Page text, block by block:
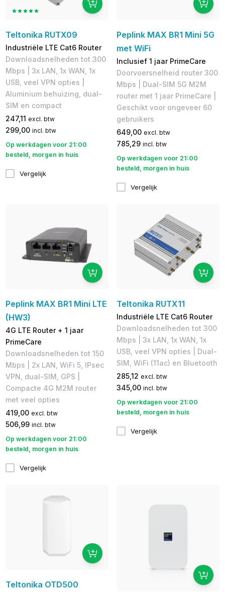
Teltonika RUTX09
Industriële LTE Cat6 Router
Downloadsnelheden tot 300
Mbps | 3x LAN, 1x WAN, 1x
USB, veel VPN opties |
Aluminium behuizing, dual-
SIM en compact
247,11 excl. btw
299,00 incl. btw
Op werkdagen voor 21:00
besteld, morgen in huis
Vergelijk
Peplink MAX BR1 Mini 5G
met WiFi
Inclusief 1 jaar PrimeCare
Doorvoersnelheid router 300
Mbps | Dual-SIM 5G M2M
router met 1 jaar PrimeCare |
Geschikt voor ongeveer 60
gebruikers
649,00 excl. btw
785,29 incl. btw
Op werkdagen voor 21:00
besteld, morgen in huis
Vergelijk
Peplink MAX BR1 Mini LTE
(HW3)
4G LTE Router + 1 jaar
PrimeCare
Downloadsnelheden tot 150
Mbps​ | 2x LAN, WiFi 5, IPsec
VPN, dual-SIM, GPS |
Compacte 4G M2M router
met veel opties​
419,00 excl. btw
506,99 incl. btw
Op werkdagen voor 21:00
besteld, morgen in huis
Vergelijk
Teltonika RUTX11
Industriële LTE Cat6 Router
Downloadsnelheden tot 300
Mbps | 3x LAN, 1x WAN, 1x
USB, veel VPN opties | Dual-
SIM, WiFi (11ac) en Bluetooth
285,12 excl. btw
345,00 incl. btw
Op werkdagen voor 21:00
besteld, morgen in huis
Vergelijk
Teltonika OTD500